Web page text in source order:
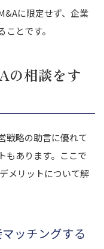
に限定せず、企業
とです。
の相談をす
戦略の助言に優れて
もあります。ここで
メリットについて解
ッチングする